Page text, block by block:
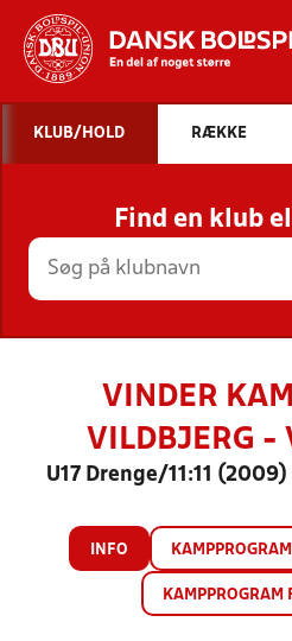
STILLINGER,
KLUB/HOLD RÆKKE
Find en klub
VINDER
VILDBJERG -
U17 Drenge/11:11
INFO KAMPPROGRAM
KAMPPROGRAM